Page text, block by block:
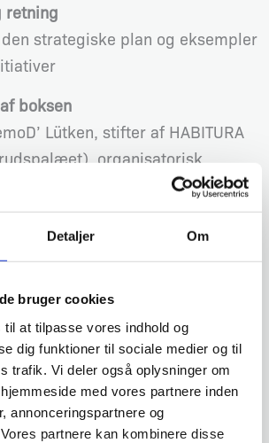
Detaljer Om
bruger cookies
at tilpasse vores indhold og
dig funktioner til sociale medier og til
trafik. Vi deler også oplysninger om
med vores partnere inden
annonceringspartnere og
partnere kan kombinere disse
retning
strategiske plan og eksempler
boksen
Lütken, stifter af HABITURA
organisatorisk
– runde 1
grillpølser.
sessions – runde 2
med fælles opsamling
Lars Schacksen samler op på